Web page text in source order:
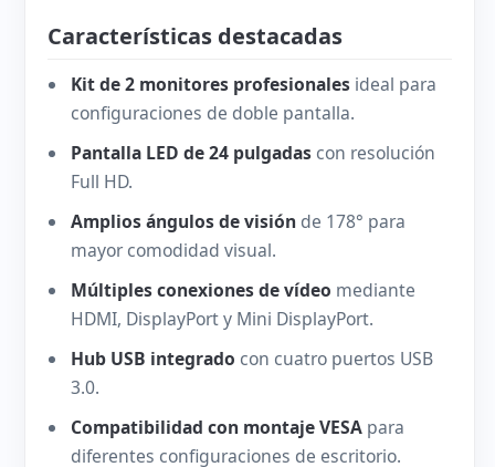
Características destacadas
Kit de 2 monitores profesionales ideal para
configuraciones de doble pantalla.
Pantalla LED de 24 pulgadas con resolución
Full HD.
Amplios ángulos de visión de 178° para
mayor comodidad visual.
Múltiples conexiones de vídeo mediante
HDMI, DisplayPort y Mini DisplayPort.
Hub USB integrado con cuatro puertos USB
3.0.
Compatibilidad con montaje VESA para
diferentes configuraciones de escritorio.